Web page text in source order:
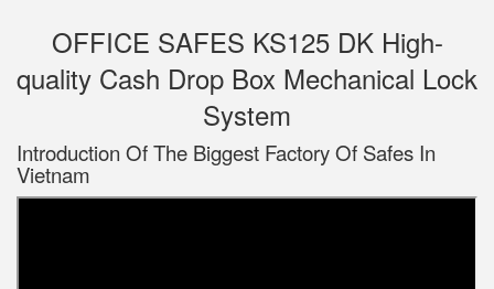
OFFICE SAFES KS125 DK High-
quality Cash Drop Box Mechanical Lock
System
Introduction Of The Biggest Factory Of Safes In
Vietnam